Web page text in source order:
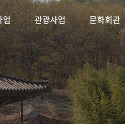
CI소개 조직구성 ESG
업
문화가 있는 날 문화특화지역
관광사업
순대축제 삼강나루주막 축제
문화회관
안내 대관안내 공연·
공지사항